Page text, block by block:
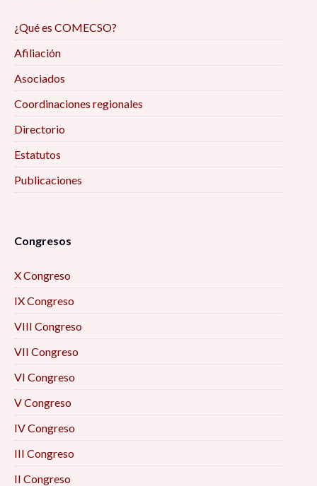
¿Qué es COMECSO?
Afiliación
Asociados
Coordinaciones regionales
Directorio
Estatutos
Publicaciones
Congresos
X Congreso
IX Congreso
VIII Congreso
VII Congreso
VI Congreso
V Congreso
IV Congreso
III Congreso
II Congreso